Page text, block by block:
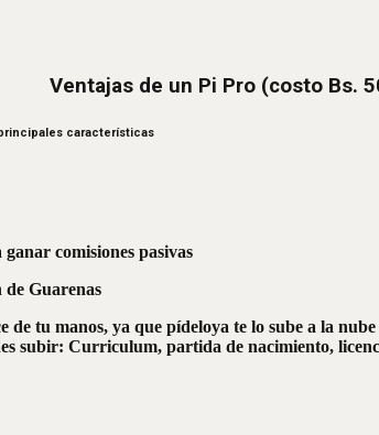
Ventajas de un Pi Pro (costo Bs.
características
comisiones pasivas
Guarenas
tu manos, ya que pídeloya te lo sube a la
subir: Curriculum, partida de nacimiento,